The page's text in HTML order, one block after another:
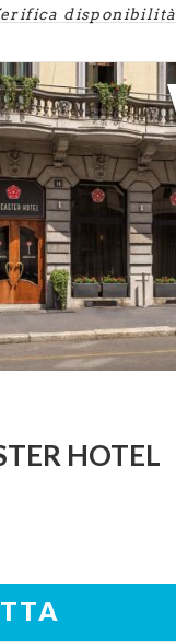
disponibilità
HOTEL